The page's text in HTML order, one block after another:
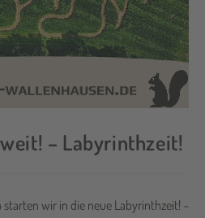
– Labyrinthzeit!
wir in die neue Labyrinthzeit! –